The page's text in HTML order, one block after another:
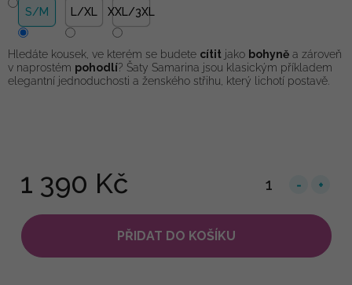
1 390 Kč
PŘIDAT DO KOŠÍKU
S/M L/XL XXL/3XL
Hledáte kousek, ve kterém se budete cítit jako bohyně a zároveň
v naprostém pohodlí? Šaty Samarina jsou klasickým příkladem
elegantní jednoduchosti a ženského střihu, který lichotí postavě.